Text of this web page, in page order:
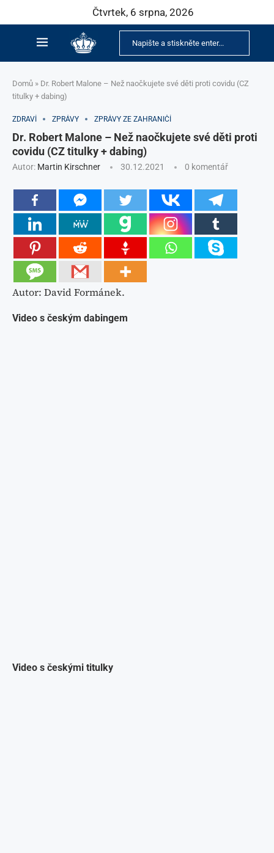
Čtvrtek, 6 srpna, 2026
Domů » Dr. Robert Malone – Než naočkujete své děti proti covidu (CZ
titulky + dabing)
ZDRAVÍ ZPRÁVY ZPRÁVY ZE ZAHRANIČÍ
Dr. Robert Malone – Než naočkujete své děti proti
covidu (CZ titulky + dabing)
Autor: Martin Kirschner 30.12.2021 0 komentář
Autor: David Formánek.
Video s českým dabingem
Video s českými titulky